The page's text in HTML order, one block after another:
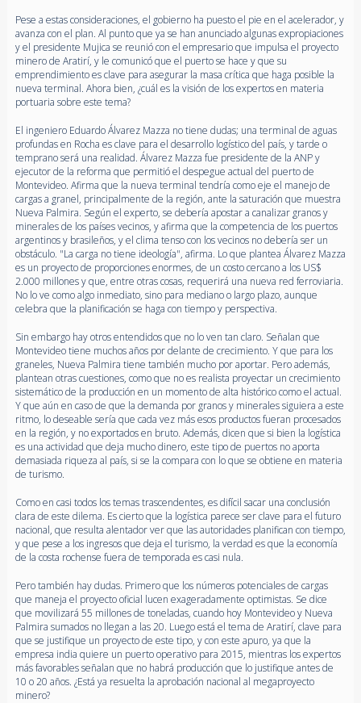
Pese a estas consideraciones, el gobierno ha puesto el pie en el acelerador, y
avanza con el plan. Al punto que ya se han anunciado algunas expropiaciones
y el presidente Mujica se reunió con el empresario que impulsa el proyecto
minero de Aratirí, y le comunicó que el puerto se hace y que su
emprendimiento es clave para asegurar la masa crítica que haga posible la
nueva terminal. Ahora bien, ¿cuál es la visión de los expertos en materia
portuaria sobre este tema?
El ingeniero Eduardo Álvarez Mazza no tiene dudas; una terminal de aguas
profundas en Rocha es clave para el desarrollo logístico del país, y tarde o
temprano será una realidad. Álvarez Mazza fue presidente de la ANP y
ejecutor de la reforma que permitió el despegue actual del puerto de
Montevideo. Afirma que la nueva terminal tendría como eje el manejo de
cargas a granel, principalmente de la región, ante la saturación que muestra
Nueva Palmira. Según el experto, se debería apostar a canalizar granos y
minerales de los países vecinos, y afirma que la competencia de los puertos
argentinos y brasileños, y el clima tenso con los vecinos no debería ser un
obstáculo. "La carga no tiene ideología", afirma. Lo que plantea Álvarez Mazza
es un proyecto de proporciones enormes, de un costo cercano a los US$
2.000 millones y que, entre otras cosas, requerirá una nueva red ferroviaria.
No lo ve como algo inmediato, sino para mediano o largo plazo, aunque
celebra que la planificación se haga con tiempo y perspectiva.
Sin embargo hay otros entendidos que no lo ven tan claro. Señalan que
Montevideo tiene muchos años por delante de crecimiento. Y que para los
graneles, Nueva Palmira tiene también mucho por aportar. Pero además,
plantean otras cuestiones, como que no es realista proyectar un crecimiento
sistemático de la producción en un momento de alta histórico como el actual.
Y que aún en caso de que la demanda por granos y minerales siguiera a este
ritmo, lo deseable sería que cada vez más esos productos fueran procesados
en la región, y no exportados en bruto. Además, dicen que si bien la logística
es una actividad que deja mucho dinero, este tipo de puertos no aporta
demasiada riqueza al país, si se la compara con lo que se obtiene en materia
de turismo.
Como en casi todos los temas trascendentes, es difícil sacar una conclusión
clara de este dilema. Es cierto que la logística parece ser clave para el futuro
nacional, que resulta alentador ver que las autoridades planifican con tiempo,
y que pese a los ingresos que deja el turismo, la verdad es que la economía
de la costa rochense fuera de temporada es casi nula.
Pero también hay dudas. Primero que los números potenciales de cargas
que maneja el proyecto oficial lucen exageradamente optimistas. Se dice
que movilizará 55 millones de toneladas, cuando hoy Montevideo y Nueva
Palmira sumados no llegan a las 20. Luego está el tema de Aratirí, clave para
que se justifique un proyecto de este tipo, y con este apuro, ya que la
empresa india quiere un puerto operativo para 2015, mientras los expertos
más favorables señalan que no habrá producción que lo justifique antes de
10 o 20 años. ¿Está ya resuelta la aprobación nacional al megaproyecto
minero?